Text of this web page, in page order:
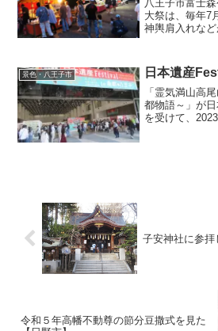
八王子市富士
大祭は、毎年7
神輿肩入れな
め、「だんご
景色・八王子市 日本遺産
「霊気満山高
都物語～」が
を受けて、
ー)」が集結し
子安神社に参拝
令和５年高幡不動尊の節分豆撒式を見た